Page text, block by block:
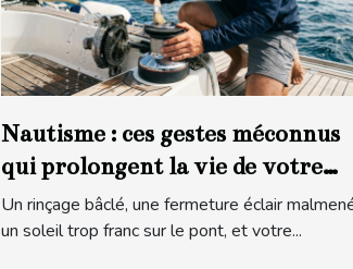
Nautisme : ces gestes méconnus
qui prolongent la vie de votre
matériel en mer
Un rinçage bâclé, une fermeture éclair
un soleil trop franc sur le pont, et votre...